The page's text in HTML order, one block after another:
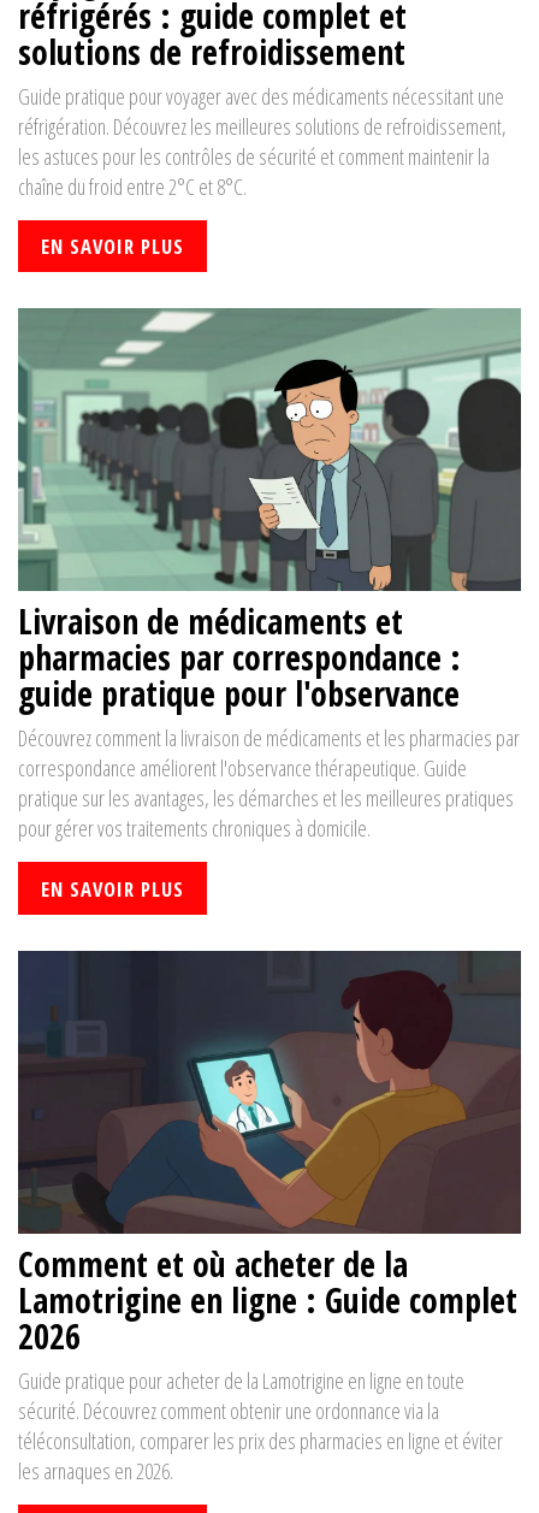
réfrigérés : guide complet et
solutions de refroidissement
Guide pratique pour voyager avec des médicaments nécessitant une
réfrigération. Découvrez les meilleures solutions de refroidissement,
les astuces pour les contrôles de sécurité et comment maintenir la
chaîne du froid entre 2°C et 8°C.
EN SAVOIR PLUS
Livraison de médicaments et
pharmacies par correspondance :
guide pratique pour l'observance
Découvrez comment la livraison de médicaments et les pharmacies par
correspondance améliorent l'observance thérapeutique. Guide
pratique sur les avantages, les démarches et les meilleures pratiques
pour gérer vos traitements chroniques à domicile.
EN SAVOIR PLUS
Comment et où acheter de la
Lamotrigine en ligne : Guide complet
2026
Guide pratique pour acheter de la Lamotrigine en ligne en toute
sécurité. Découvrez comment obtenir une ordonnance via la
téléconsultation, comparer les prix des pharmacies en ligne et éviter
les arnaques en 2026.